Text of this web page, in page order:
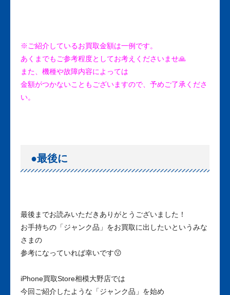
※ご紹介しているお買取金額は一例です。
あくまでもご参考程度としてお考えくださいませ🙏
また、機種や故障内容によっては
金額がつかないこともございますので、予めご了承くださ
い。
●最後に
最後までお読みいただきありがとうございました！
お手持ちの「ジャンク品」をお買取に出したいというみな
さまの
参考になっていれば幸いです😗
iPhone買取Store相模大野店では
今回ご紹介したような「ジャンク品」を始め